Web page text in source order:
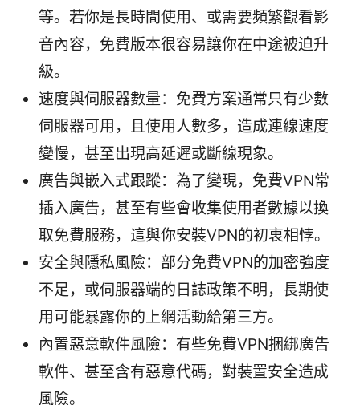
等。若你是長時間使用、或需要頻繁觀看影
音內容，免費版本很容易讓你在中途被迫升
級。
速度與伺服器數量：免費方案通常只有少數
伺服器可用，且使用人數多，造成連線速度
變慢，甚至出現高延遲或斷線現象。
廣告與嵌入式跟蹤：為了變現，免費VPN常
插入廣告，甚至有些會收集使用者數據以換
取免費服務，這與你安裝VPN的初衷相悖。
安全與隱私風險：部分免費VPN的加密強度
不足，或伺服器端的日誌政策不明，長期使
用可能暴露你的上網活動給第三方。
內置惡意軟件風險：有些免費VPN捆綁廣告
軟件、甚至含有惡意代碼，對裝置安全造成
風險。